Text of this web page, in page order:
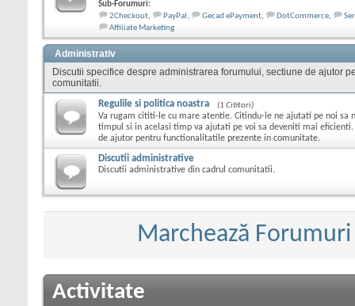
Sub-Forumuri:
2Checkout, PayPal , Gecad ePayment, DotCommerce,
Affiliate Marketing
Administrativ
Discutii specifice despre administrarea forumului, sectiune de ajutor
comunitatii.
Regulile si politica noastra (1 Cititori)
Va rugam cititi-le cu mare atentie. Citindu-le ne ajutati pe noi sa
timpul si in acelasi timp va ajutati pe voi sa deveniti mai eficienti.
de ajutor pentru functionalitatile prezente in comunitate.
Discutii administrative
Discutii administrative din cadrul comunitatii.
Marchează
Activitate